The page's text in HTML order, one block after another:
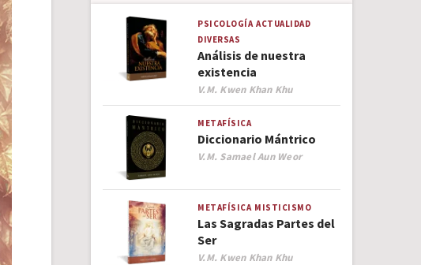
PSICOLOGÍA ACTUALIDAD
DIVERSAS
Análisis de nuestra
existencia
Author
V.M. Kwen Khan Khu
METAFÍSICA
Diccionario Mántrico
Author
V.M. Samael Aun Weor
METAFÍSICA MISTICISMO
Las Sagradas Partes del
Ser
Author
V.M. Kwen Khan Khu